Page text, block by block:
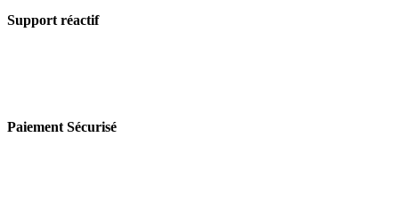
Support réactif
Paiement Sécurisé